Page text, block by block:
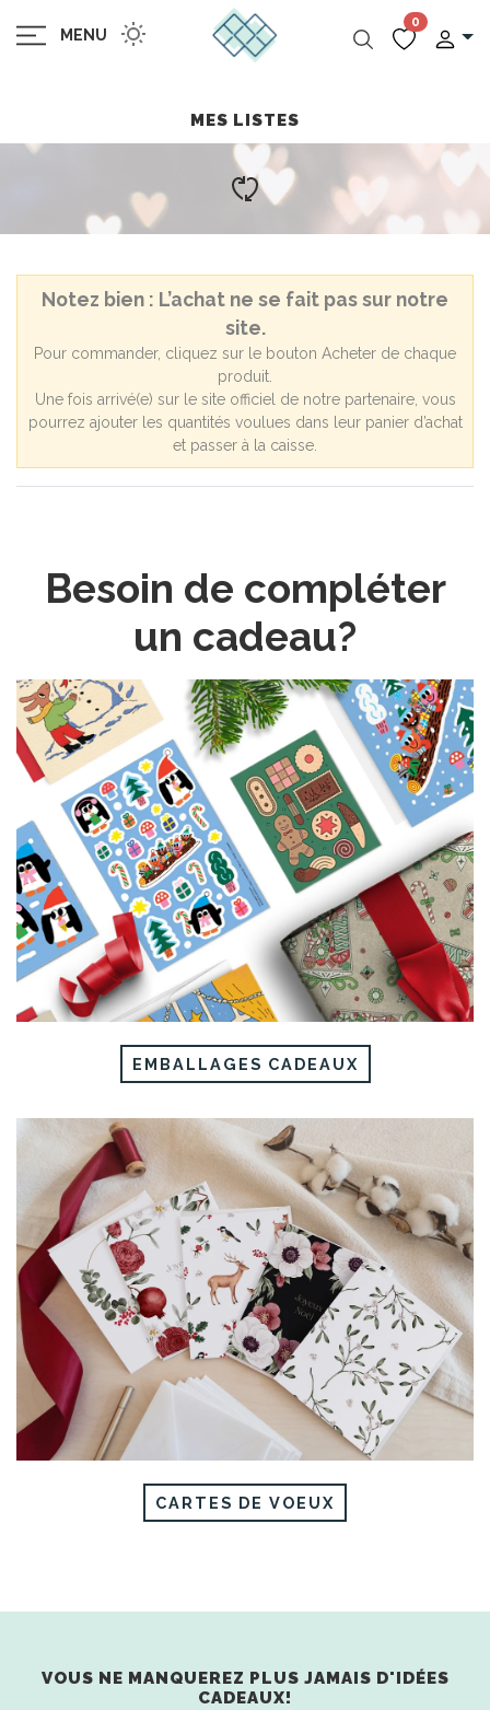
MENU
0
MES LISTES
Notez bien : L’achat ne se fait pas sur notre
site.
Pour commander, cliquez sur le bouton Acheter de chaque
produit.
Une fois arrivé(e) sur le site officiel de notre partenaire, vous
pourrez ajouter les quantités voulues dans leur panier d’achat
et passer à la caisse.
Besoin de compléter
un cadeau?
EMBALLAGES CADEAUX
CARTES DE VOEUX
VOUS NE MANQUEREZ PLUS JAMAIS D'IDÉES
CADEAUX!